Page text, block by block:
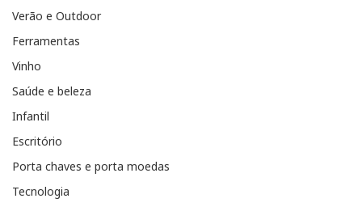
Verão e Outdoor
Ferramentas
Vinho
Saúde e beleza
Infantil
Escritório
Porta chaves e porta moedas
Tecnologia